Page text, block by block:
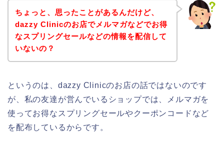
ちょっと、思ったことがあるんだけど、
dazzy Clinicのお店でメルマガなどでお得
なスプリングセールなどの情報を配信して
いないの？
というのは、dazzy Clinicのお店の話ではないのです
が、私の友達が営んでいるショップでは、メルマガを
使ってお得なスプリングセールやクーポンコードなど
を配布しているからです。